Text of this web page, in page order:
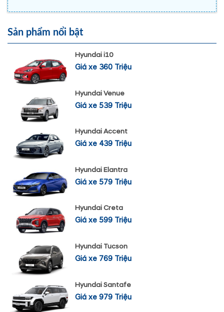
Sản phẩm nổi bật
Hyundai i10
Giá xe 360 Triệu
Hyundai Venue
Giá xe 539 Triệu
Hyundai Accent
Giá xe 439 Triệu
Hyundai Elantra
Giá xe 579 Triệu
Hyundai Creta
Giá xe 599 Triệu
Hyundai Tucson
Giá xe 769 Triệu
Hyundai Santafe
Giá xe 979 Triệu